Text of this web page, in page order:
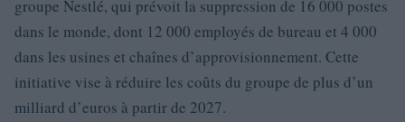
groupe Nestlé, qui prévoit la suppression de 16 000 postes
dans le monde, dont 12 000 employés de bureau et 4 000
dans les usines et chaînes d’approvisionnement. Cette
initiative vise à réduire les coûts du groupe de plus d’un
milliard d’euros à partir de 2027.